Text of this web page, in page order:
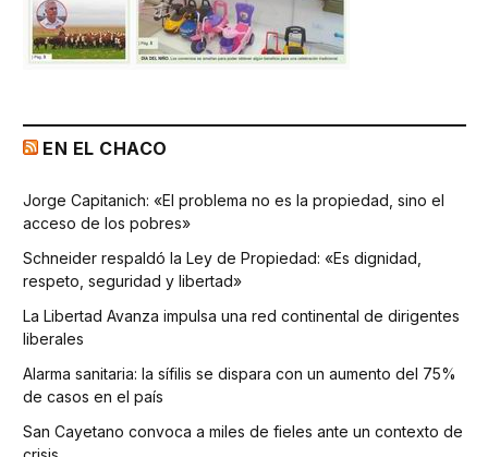
EN EL CHACO
Jorge Capitanich: «El problema no es la propiedad, sino el
acceso de los pobres»
Schneider respaldó la Ley de Propiedad: «Es dignidad,
respeto, seguridad y libertad»
La Libertad Avanza impulsa una red continental de dirigentes
liberales
Alarma sanitaria: la sífilis se dispara con un aumento del 75%
de casos en el país
San Cayetano convoca a miles de fieles ante un contexto de